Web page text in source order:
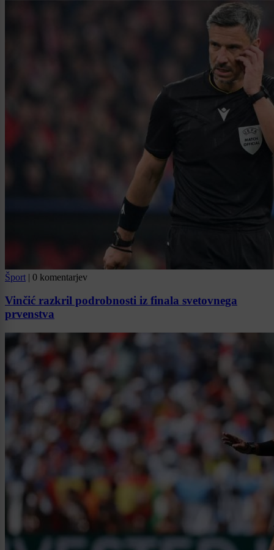
Šport | 0 komentarjev
Vinčić razkril podrobnosti iz finala svetovnega
prvenstva